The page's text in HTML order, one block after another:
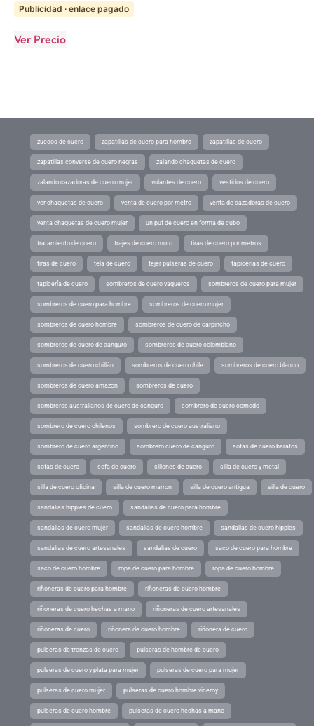
Publicidad · enlace pagado
Ver Precio
zuecos de cuero zapatillas de cuero para hombre zapatillas de cuero
zapatillas converse de cuero negras zalando chaquetas de cuero
zalando cazadoras de cuero mujer volantes de cuero vestidos de cuero
ver chaquetas de cuero venta de cuero por metro venta de cazadoras de cuero
venta chaquetas de cuero mujer un puf de cuero en forma de cubo
tratamiento de cuero trajes de cuero moto tiras de cuero por metros
tiras de cuero tela de cuero tejer pulseras de cuero tapicerias de cuero
tapicería de cuero sombreros de cuero vaqueros sombreros de cuero para mujer
sombreros de cuero para hombre sombreros de cuero mujer
sombreros de cuero hombre sombreros de cuero de carpincho
sombreros de cuero de canguro sombreros de cuero colombiano
sombreros de cuero chillán sombreros de cuero chile sombreros de cuero blanco
sombreros de cuero amazon sombreros de cuero
sombreros australianos de cuero de canguro sombrero de cuero comodo
sombrero de cuero chilenos sombrero de cuero australiano
sombrero de cuero argentino sombrero cuero de canguro sofas de cuero baratos
sofas de cuero sofa de cuero sillones de cuero silla de cuero y metal
silla de cuero oficina silla de cuero marron silla de cuero antigua silla de cuero
sandalias hippies de cuero sandalias de cuero para hombre
sandalias de cuero mujer sandalias de cuero hombre sandalias de cuero hippies
sandalias de cuero artesanales sandalias de cuero saco de cuero para hombre
saco de cuero hombre ropa de cuero para hombre ropa de cuero hombre
riñoneras de cuero para hombre riñoneras de cuero hombre
riñoneras de cuero hechas a mano riñoneras de cuero artesanales
riñoneras de cuero riñonera de cuero hombre riñonera de cuero
pulseras de trenzas de cuero pulseras de hombre de cuero
pulseras de cuero y plata para mujer pulseras de cuero para mujer
pulseras de cuero mujer pulseras de cuero hombre viceroy
pulseras de cuero hombre pulseras de cuero hechas a mano